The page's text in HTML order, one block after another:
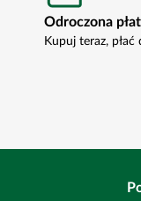
Odroczona
Kupuj teraz,